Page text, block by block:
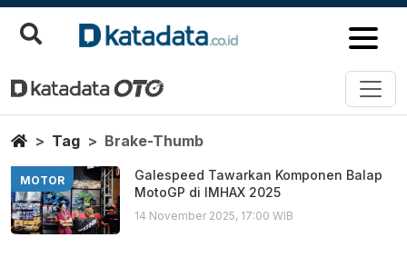
Brake Thumb
Berita Terbaru
HomeTag Brake-Thumb
MOTOR
Galespeed Tawarkan Komponen Balap
MotoGP di IMHAX 2025
14 November 2025, 17:00 WIB